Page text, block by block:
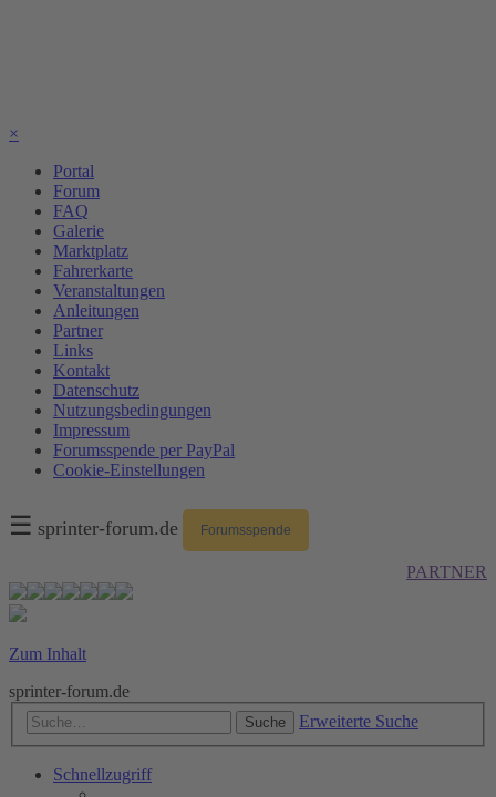
×
Portal
Forum
FAQ
Galerie
Marktplatz
Fahrerkarte
Veranstaltungen
Anleitungen
Partner
Links
Kontakt
Datenschutz
Nutzungsbedingungen
Impressum
Forumsspende per PayPal
Cookie-Einstellungen
☰ sprinter-forum.de Forumsspende
PARTNER
Zum Inhalt
sprinter-forum.de
Suche Erweiterte Suche
Schnellzugriff